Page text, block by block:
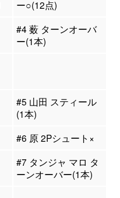
ー○(12点)
#4 薮 ターンオーバ
ー(1本)
#5 山田 スティール
(1本)
#6 原 2Pシュート×
#7 タンジャ マロ タ
ーンオーバー(1本)